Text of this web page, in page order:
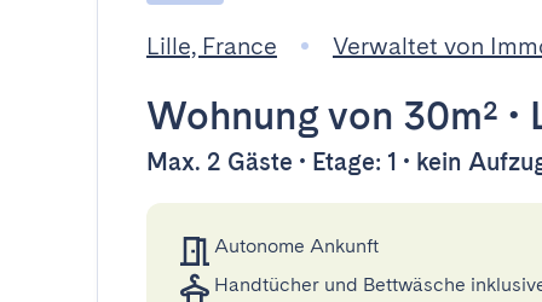
Lille, France Verwaltet von
Wohnungvon 30m² •
Max. 2 Gäste • Etage: 1 • kein
Autonome Ankunft
Handtücher und Bettwäsche